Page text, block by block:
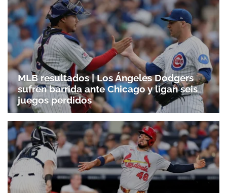
MLB resultados | Los Ángeles Dodgers
sufren barrida ante Chicago y ligan seis
juegos perdidos